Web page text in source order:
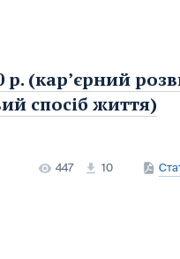
(кар’єрний
спосіб життя)
447 10